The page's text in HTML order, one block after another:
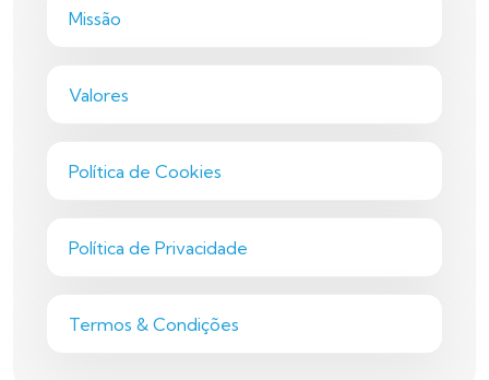
Missão
Valores
Política de Cookies
Política de Privacidade
Termos & Condições